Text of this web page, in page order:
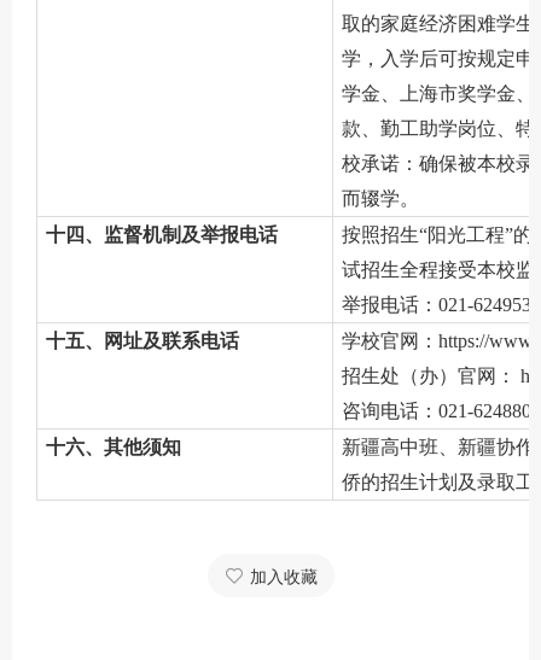
取的家庭经济困难学生
学，入学后可按规定
学金、上海市奖学金
款、勤工助学岗位、
校承诺：确保被本校
而辍学。
十四、监督机制及举报电话
按照招生“阳光工程”
试招生全程接受本校监
举报电话： 021-
十五、网址及联系电话
学校官网： https://
招生处（办）官网：
咨询电话： 021-
十六、其他须知
新疆高中班、新疆协
侨的招生计划及录取
加入收藏